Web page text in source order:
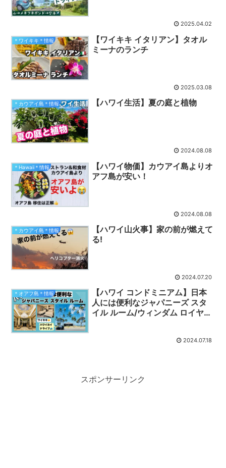
2025.04.02
＊ワイキキ＊情報
【ワイキキ イタリアン】タオル
ミーナのランチ
2025.03.08
＊カウアイ島＊情報 【ハワイ生活】夏の庭と植物
2024.08.08
＊Hawaii＊情報
【ハワイ物価】カウアイ島よりオ
アフ島が安い！
2024.08.08
＊カウアイ島＊情報
【ハワイ山火事】家の前が燃えて
る!
2024.07.20
＊オアフ島＊情報
【ハワイ コンドミニアム】日本
人には便利なジャパニーズ スタ
イル ルーム/ウィンダム ロイヤル
2024.07.18
スポンサーリンク